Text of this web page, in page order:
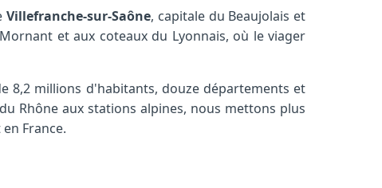
Villefranche-sur-Saône, capitale du Beaujolais et
et aux coteaux du Lyonnais, où le viager
8,2 millions d'habitants, douze départements et
Rhône aux stations alpines, nous mettons plus
France.